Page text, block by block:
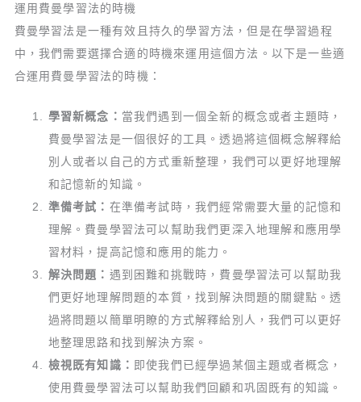
運用費曼學習法的時機
費曼學習法是一種有效且持久的學習方法，但是在學習過程
中，我們需要選擇合適的時機來運用這個方法。以下是一些適
合運用費曼學習法的時機：
學習新概念： 當我們遇到一個全新的概念或者主題時，
費曼學習法是一個很好的工具。透過將這個概念解釋給
別人或者以自己的方式重新整理，我們可以更好地理解
和記憶新的知識。
準備考試： 在準備考試時，我們經常需要大量的記憶和
理解。費曼學習法可以幫助我們更深入地理解和應用學
習材料，提高記憶和應用的能力。
解決問題： 遇到困難和挑戰時，費曼學習法可以幫助我
們更好地理解問題的本質，找到解決問題的關鍵點。透
過將問題以簡單明瞭的方式解釋給別人，我們可以更好
地整理思路和找到解決方案。
檢視既有知識： 即使我們已經學過某個主題或者概念，
使用費曼學習法可以幫助我們回顧和巩固既有的知識。